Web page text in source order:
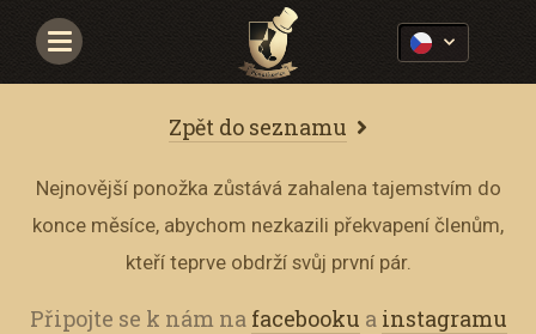
Navigace
Zpět do seznamu
Nejnovější ponožka zůstává zahalena tajemstvím do
konce měsíce, abychom nezkazili překvapení členům,
kteří teprve obdrží svůj první pár.
Připojte se k nám na facebooku a instagramu